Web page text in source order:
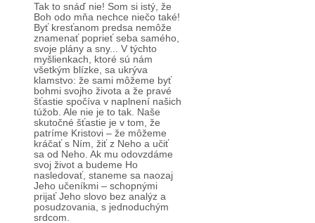
Tak to snáď nie! Som si istý, že
Boh odo mňa nechce niečo také!
Byť kresťanom predsa nemôže
znamenať poprieť seba samého,
svoje plány a sny... V týchto
myšlienkach, ktoré sú nám
všetkým blízke, sa ukrýva
klamstvo: že sami môžeme byť
bohmi svojho života a že pravé
šťastie spočíva v naplnení našich
túžob. Ale nie je to tak. Naše
skutočné šťastie je v tom, že
patríme Kristovi – že môžeme
kráčať s Ním, žiť z Neho a učiť
sa od Neho. Ak mu odovzdáme
svoj život a budeme Ho
nasledovať, staneme sa naozaj
Jeho učeníkmi – schopnými
prijať Jeho slovo bez analýz a
posudzovania, s jednoduchým
srdcom.